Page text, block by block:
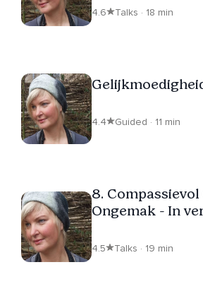
4.6 Talks · 18 min
4.4 Guided · 11 min
8.
Ongemak - In
4.5 Talks · 19 min